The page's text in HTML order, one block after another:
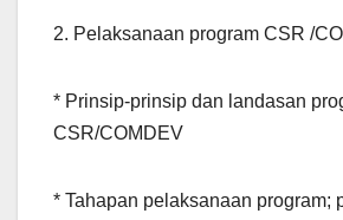
2. Pelaksanaan program CSR /
* Prinsip-prinsip dan landasan
CSR/COMDEV
* Tahapan pelaksanaan program;